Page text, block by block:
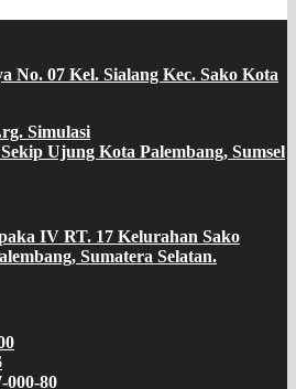
No. 07 Kel. Sialang Kec. Sako Kota
Simulasi
Ujung Kota Palembang, Sumsel
IV RT. 17 Kelurahan Sako
Sumatera Selatan.
000-80